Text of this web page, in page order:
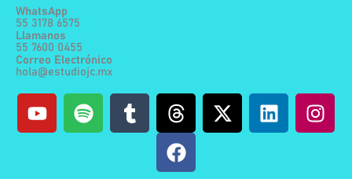
WhatsApp
55 3178 6575
Llamanos
55 7600 0455
Correo Electrónico
hola@estudiojc.mx
Y
o
S
p
T
u
T
h
r
e
X
-
L
i
I
n
F
a
c
e